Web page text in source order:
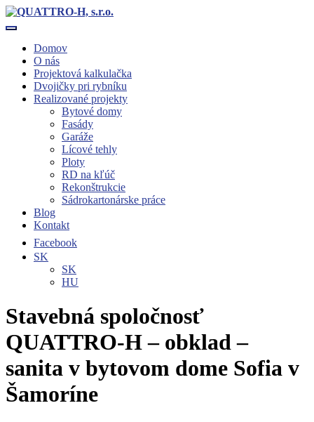
Toggle navigation
Domov
O nás
Projektová kalkulačka
Dvojičky pri rybníku
Realizované projekty
Bytové domy
Fasády
Garáže
Lícové tehly
Ploty
RD na kľúč
Rekonštrukcie
Sádrokartonárske práce
Blog
Kontakt
Facebook
SK
SK
HU
Stavebná spoločnosť
QUATTRO-H – obklad –
sanita v bytovom dome Sofia v
Šamoríne